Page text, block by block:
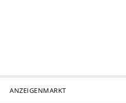
ANZEIGENMARKT